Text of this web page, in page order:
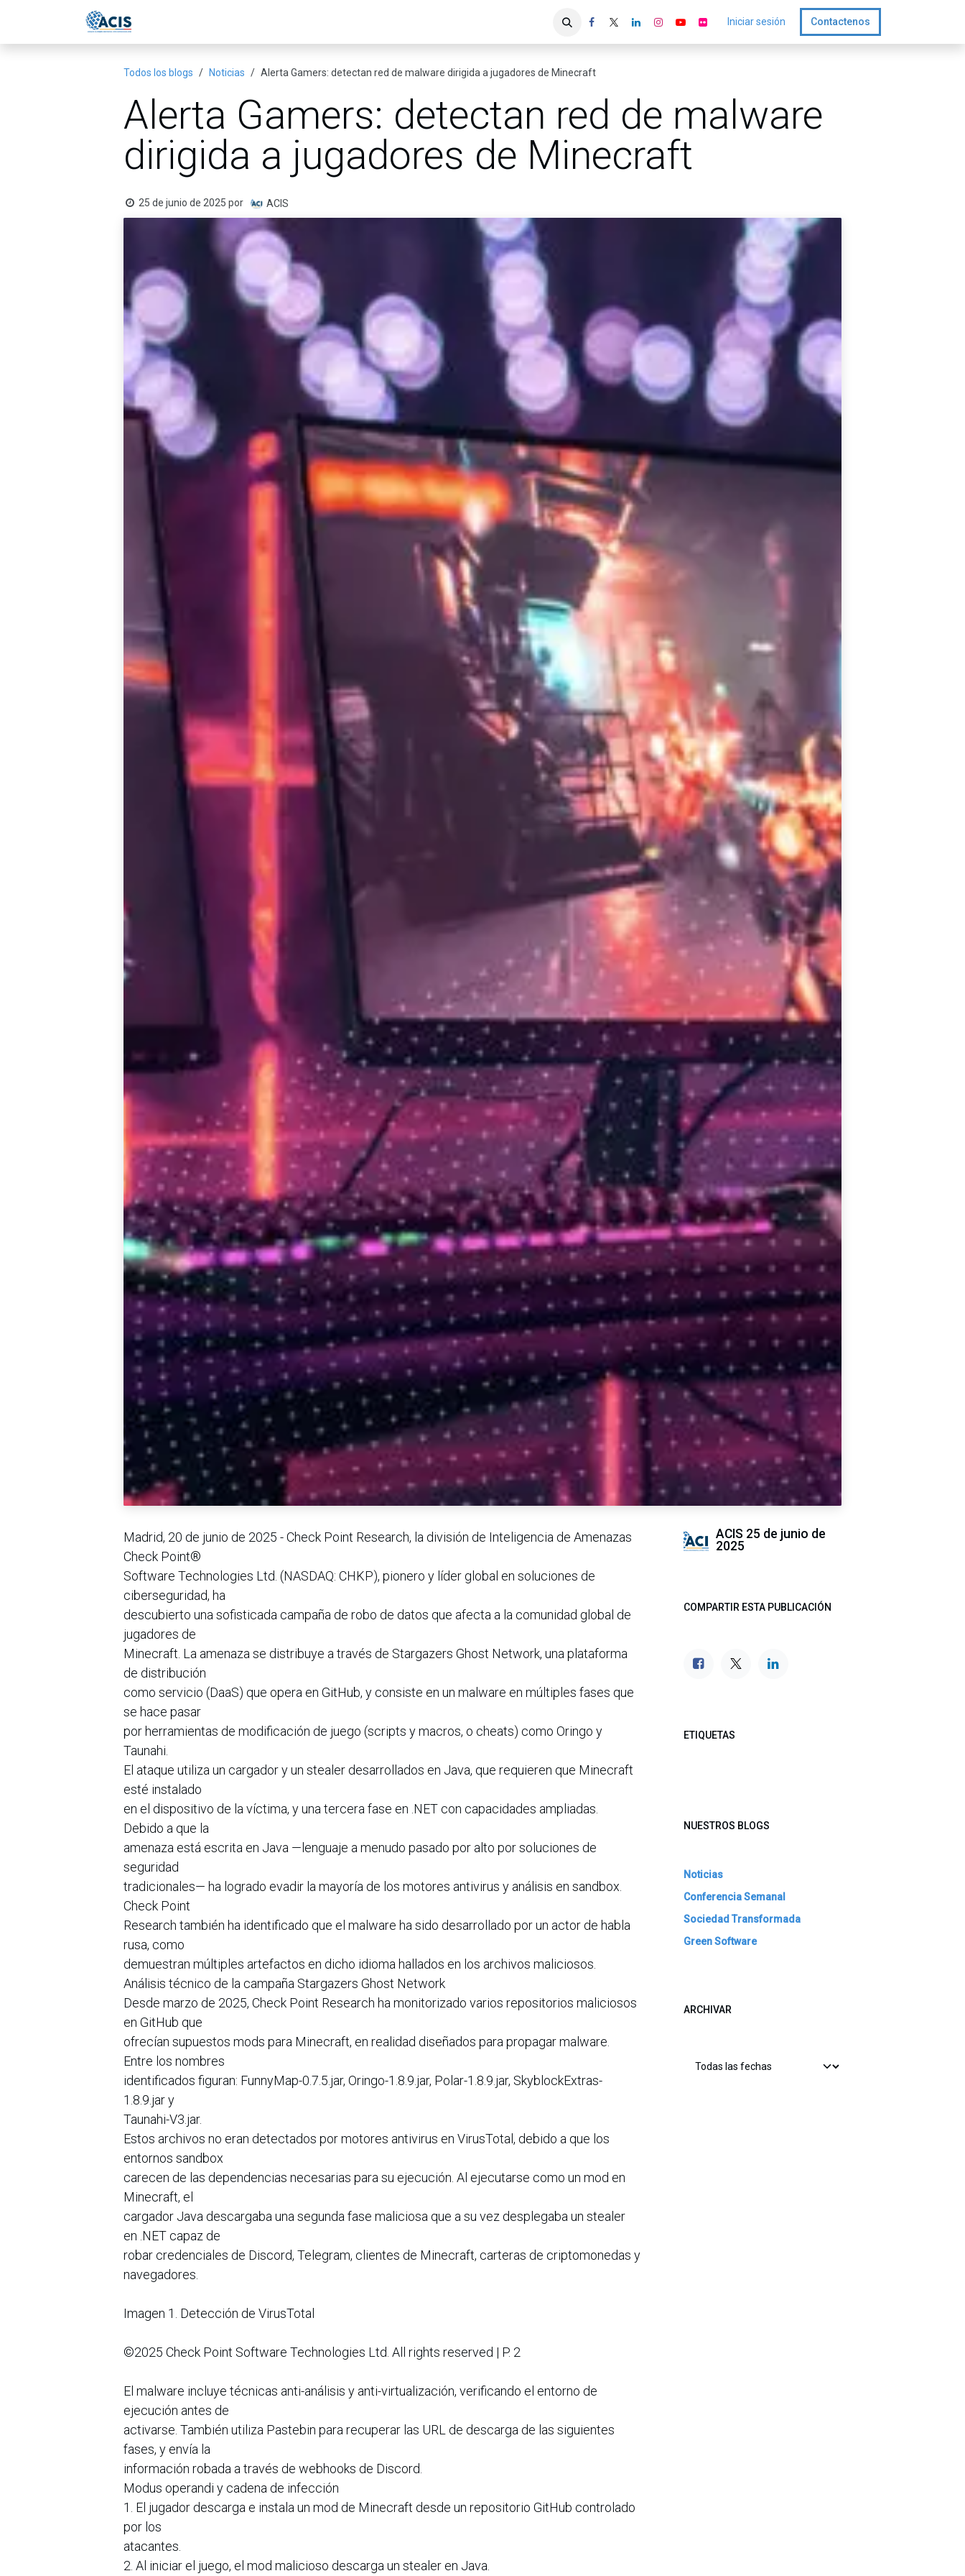
Iniciar sesión Contactenos
Todos los blogs Noticias Alerta Gamers: detectan red de malware dirigida a jugadores de Minecraft
Alerta Gamers: detectan red de malware
dirigida a jugadores de Minecraft
25 de junio de 2025 por ACIS
Madrid, 20 de junio de 2025 - Check Point Research, la división de Inteligencia de Amenazas
Check Point®
Software Technologies Ltd. (NASDAQ: CHKP), pionero y líder global en soluciones de
ciberseguridad, ha
descubierto una sofisticada campaña de robo de datos que afecta a la comunidad global de
jugadores de
Minecraft. La amenaza se distribuye a través de Stargazers Ghost Network, una plataforma
de distribución
como servicio (DaaS) que opera en GitHub, y consiste en un malware en múltiples fases que
se hace pasar
por herramientas de modificación de juego (scripts y macros, o cheats) como Oringo y
Taunahi.
El ataque utiliza un cargador y un stealer desarrollados en Java, que requieren que Minecraft
esté instalado
en el dispositivo de la víctima, y una tercera fase en .NET con capacidades ampliadas.
Debido a que la
amenaza está escrita en Java —lenguaje a menudo pasado por alto por soluciones de
seguridad
tradicionales— ha logrado evadir la mayoría de los motores antivirus y análisis en sandbox.
Check Point
Research también ha identificado que el malware ha sido desarrollado por un actor de habla
rusa, como
demuestran múltiples artefactos en dicho idioma hallados en los archivos maliciosos.
Análisis técnico de la campaña Stargazers Ghost Network
Desde marzo de 2025, Check Point Research ha monitorizado varios repositorios maliciosos
en GitHub que
ofrecían supuestos mods para Minecraft, en realidad diseñados para propagar malware.
Entre los nombres
identificados figuran: FunnyMap-0.7.5.jar, Oringo-1.8.9.jar, Polar-1.8.9.jar, SkyblockExtras-
1.8.9.jar y
Taunahi-V3.jar.
Estos archivos no eran detectados por motores antivirus en VirusTotal, debido a que los
entornos sandbox
carecen de las dependencias necesarias para su ejecución. Al ejecutarse como un mod en
Minecraft, el
cargador Java descargaba una segunda fase maliciosa que a su vez desplegaba un stealer
en .NET capaz de
robar credenciales de Discord, Telegram, clientes de Minecraft, carteras de criptomonedas y
navegadores.
Imagen 1. Detección de VirusTotal
©2025 Check Point Software Technologies Ltd. All rights reserved | P. 2​
El malware incluye técnicas anti-análisis y anti-virtualización, verificando el entorno de
ejecución antes de
activarse. También utiliza Pastebin para recuperar las URL de descarga de las siguientes
fases, y envía la
información robada a través de webhooks de Discord.
Modus operandi y cadena de infección
1. El jugador descarga e instala un mod de Minecraft desde un repositorio GitHub controlado
por los
atacantes.
2. Al iniciar el juego, el mod malicioso descarga un stealer en Java.
ACIS 25 de junio de
2025
COMPARTIR ESTA PUBLICACIÓN
ETIQUETAS
NUESTROS BLOGS
Noticias
Conferencia Semanal
Sociedad Transformada
Green Software
ARCHIVAR